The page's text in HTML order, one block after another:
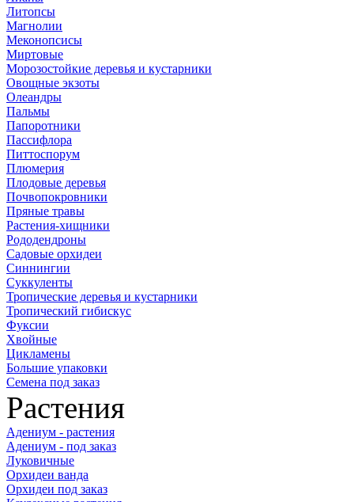
Литопсы
Магнолии
Меконопсисы
Миртовые
Морозостойкие деревья и кустарники
Овощные экзоты
Олеандры
Пальмы
Папоротники
Пассифлора
Питтоспорум
Плюмерия
Плодовые деревья
Почвопокровники
Пряные травы
Растения-хищники
Рододендроны
Садовые орхидеи
Синнингии
Суккуленты
Тропические деревья и кустарники
Тропический гибискус
Фуксии
Хвойные
Цикламены
Большие упаковки
Семена под заказ
Растения
Адениум - растения
Адениум - под заказ
Луковичные
Орхидеи ванда
Орхидеи под заказ